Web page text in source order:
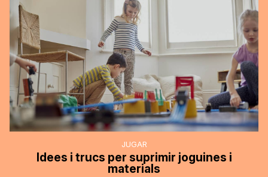
JUGAR
Idees i trucs per suprimir joguines i
materials